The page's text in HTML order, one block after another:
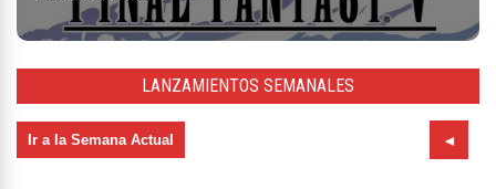
LANZAMIENTOS SEMANALES
Ir a la Semana Actual